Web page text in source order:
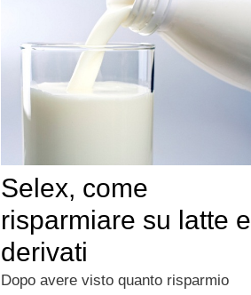
Selex, come
risparmiare su latte e
derivati
Dopo avere visto quanto risparmio